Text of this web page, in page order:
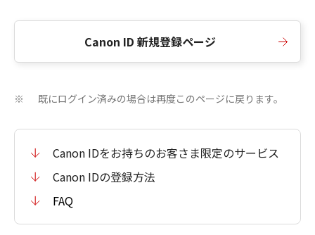
Canon ID 新規登録ページ
※ 既にログイン済みの場合は再度このページに戻ります。
Canon IDをお持ちのお客さま限定のサービス
Canon IDの登録方法
FAQ